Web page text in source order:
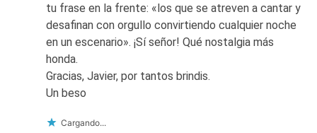
tu frase en la frente: «los que se atreven a cantar y
desafinan con orgullo convirtiendo cualquier noche
en un escenario». ¡Sí señor! Qué nostalgia más
honda.
Gracias, Javier, por tantos brindis.
Un beso
Cargando...